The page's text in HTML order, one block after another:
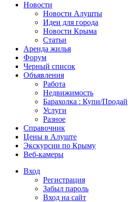
Новости
Новости Алушты
Идеи для города
Новости Крыма
Статьи
Аренда жилья
Форум
Черный список
Объявления
Работа
Недвижимость
Барахолка : Купи/Продай
Услуги
Разное
Справочник
Цены в Алуште
Экскурсии по Крыму
Веб-камеры
Вход
Регистрация
Забыл пароль
Вход на сайт